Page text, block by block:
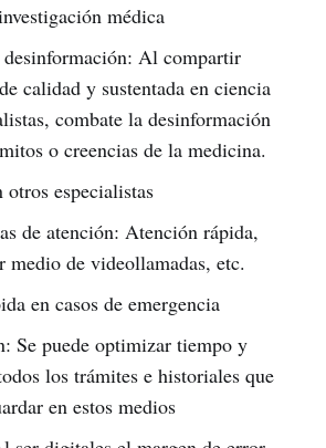
médica
Al compartir
calidad y sustentada en ciencia
combate la desinformación
o creencias de la medicina.
otros especialistas
de atención: Atención rápida,
medio de videollamadas, etc.
en casos de emergencia
Se puede optimizar tiempo y
los trámites e historiales que
en estos medios